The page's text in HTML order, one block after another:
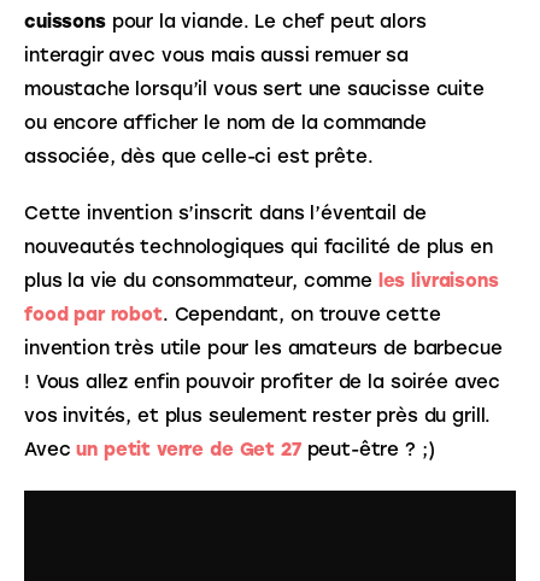
cuissons pour la viande. Le chef peut alors
interagir avec vous mais aussi remuer sa
moustache lorsqu’il vous sert une saucisse cuite
ou encore afficher le nom de la commande
associée, dès que celle-ci est prête.
Cette invention s’inscrit dans l’éventail de
nouveautés technologiques qui facilité de plus en
plus la vie du consommateur, comme les livraisons
food par robot. Cependant, on trouve cette
invention très utile pour les amateurs de barbecue
! Vous allez enfin pouvoir profiter de la soirée avec
vos invités, et plus seulement rester près du grill.
Avec un petit verre de Get 27 peut-être ? ;)